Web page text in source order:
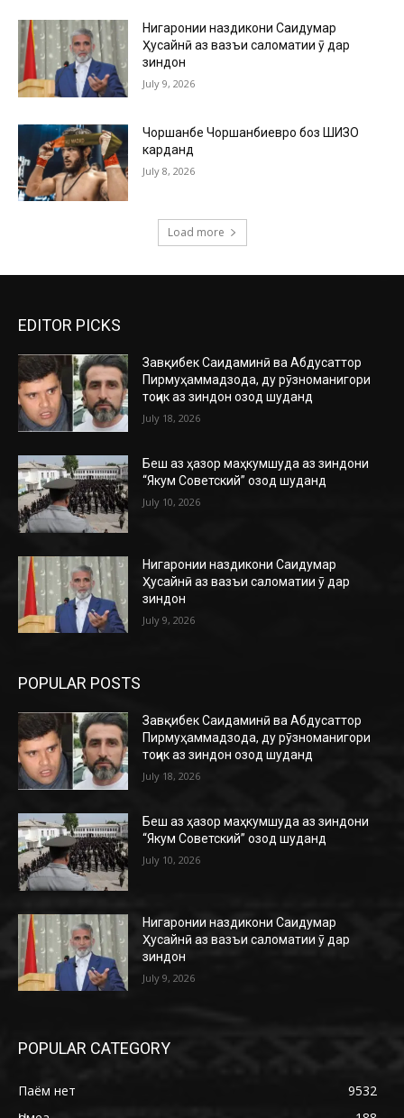
Нигаронии наздикони Саидумар
Ҳусайнӣ аз вазъи саломатии ӯ дар
зиндон
July 9, 2026
Чоршанбе Чоршанбиевро боз ШИЗО
карданд
July 8, 2026
Load more
EDITOR PICKS
Завқибек Саидаминӣ ва Абдусаттор
Пирмуҳаммадзода, ду рӯзноманигори
тоҷик аз зиндон озод шуданд
July 18, 2026
Беш аз ҳазор маҳкумшуда аз зиндони
“Якум Советский” озод шуданд
July 10, 2026
Нигаронии наздикони Саидумар
Ҳусайнӣ аз вазъи саломатии ӯ дар
зиндон
July 9, 2026
POPULAR POSTS
Завқибек Саидаминӣ ва Абдусаттор
Пирмуҳаммадзода, ду рӯзноманигори
тоҷик аз зиндон озод шуданд
July 18, 2026
Беш аз ҳазор маҳкумшуда аз зиндони
“Якум Советский” озод шуданд
July 10, 2026
Нигаронии наздикони Саидумар
Ҳусайнӣ аз вазъи саломатии ӯ дар
зиндон
July 9, 2026
POPULAR CATEGORY
Паём нет
9532